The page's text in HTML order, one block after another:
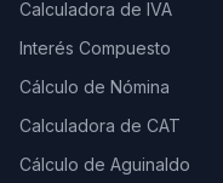
Calculadora de IVA
Interés Compuesto
Cálculo de Nómina
Calculadora de CAT
Cálculo de Aguinaldo